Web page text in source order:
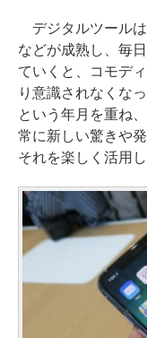
デジタルツール
などが成熟し、毎
ていくと、コモデ
り意識されなくな
という年月を重ね
常に新しい驚きや
それを楽しく活用し